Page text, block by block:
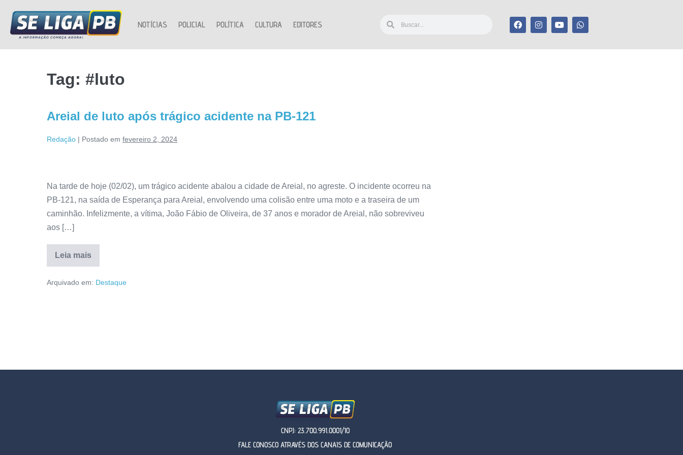
NOTÍCIAS POLICIAL POLÍTICA CULTURA EDITORES
Tag: #luto
Areial de luto após trágico acidente na PB-121
Redação | Postado em fevereiro 2, 2024
Na tarde de hoje (02/02), um trágico acidente abalou a cidade de Areial, no agreste. O incidente ocorreu na
PB-121, na saída de Esperança para Areial, envolvendo uma colisão entre uma moto e a traseira de um
caminhão. Infelizmente, a vítima, João Fábio de Oliveira, de 37 anos e morador de Areial, não sobreviveu
aos […]
Leia mais
Arquivado em: Destaque
CNPJ: 23.700.991.0001/10
FALE CONOSCO ATRAVÉS DOS CANAIS DE COMUNICAÇÃO